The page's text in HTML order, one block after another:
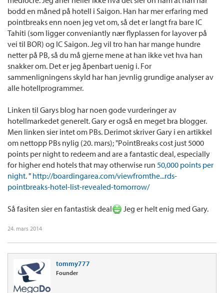
bodd en måned på hotell i Saigon. Han har mer erfaring med
pointbreaks enn noen jeg vet om, så det er langt fra bare IC
Tahiti (som ligger conveniantly nær flyplassen for layover på
vei til BOR) og IC Saigon. Jeg vil tro han har mange hundre
netter på PB, så du må gjerne mene at han ikke vet hva han
snakker om. Det er jeg åpenbart uenig i. For
sammenligningens skyld har han jevnlig grundige analyser av
alle hotellprogrammer.
Linken til Garys blog har noen gode vurderinger av
hotellmarkedet generelt. Gary er også en meget bra blogger.
Men linken sier intet om PBs. Derimot skriver Gary i en artikkel
om nettopp PBs nylig (20. mars); "PointBreaks cost just 5000
points per night to redeem and are a fantastic deal, especially
for higher end hotels that may otherwise run 50,000 points per
night. " http://boardingarea.com/viewfromthe...rds-
pointbreaks-hotel-list-revealed-tomorrow/
Så fasiten sier en fantastisk deal Jeg er helt enig med Gary.
24. mars 2014
tommy777
Founder